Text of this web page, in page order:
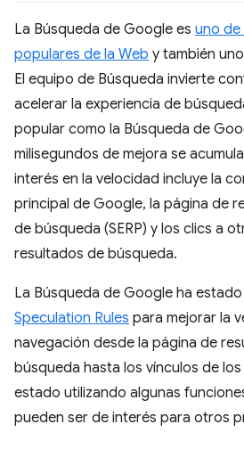
La Búsqueda de Google es uno de
populares de la Web y también
El equipo de Búsqueda invierte
acelerar la experiencia de
popular como la Búsqueda de
milisegundos de mejora se
interés en la velocidad incluye la
principal de Google, la página de
de búsqueda (SERP) y los clics a
resultados de búsqueda.
La Búsqueda de Google ha
Speculation Rules para mejorar la
navegación desde la página de
búsqueda hasta los vínculos de
estado utilizando algunas
pueden ser de interés para otros